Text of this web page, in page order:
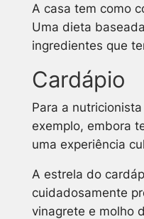
A casa tem como
Uma dieta
ingredientes que
Cardápio
Para a
exemplo, embora
uma experiência
A estrela do
cuidadosamente
vinagrete e molho